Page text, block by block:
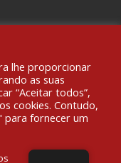
e
lhe proporcionar
as suas
“Aceitar todos”,
cookies. Contudo,
para fornecer um